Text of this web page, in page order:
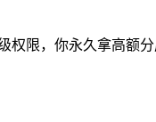
限，你永久拿高额分